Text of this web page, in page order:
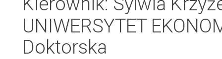
UNIWERSYTET
Doktorska